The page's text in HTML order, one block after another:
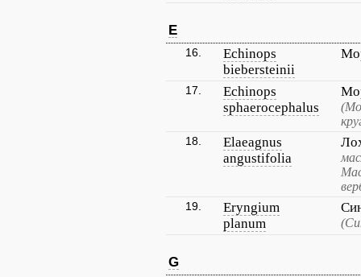
E
16.
Echinops
biebersteinii
17.
Echinops
sphaerocephalus
18.
Elaeagnus
angustifolia
19.
Eryngium
planum
G